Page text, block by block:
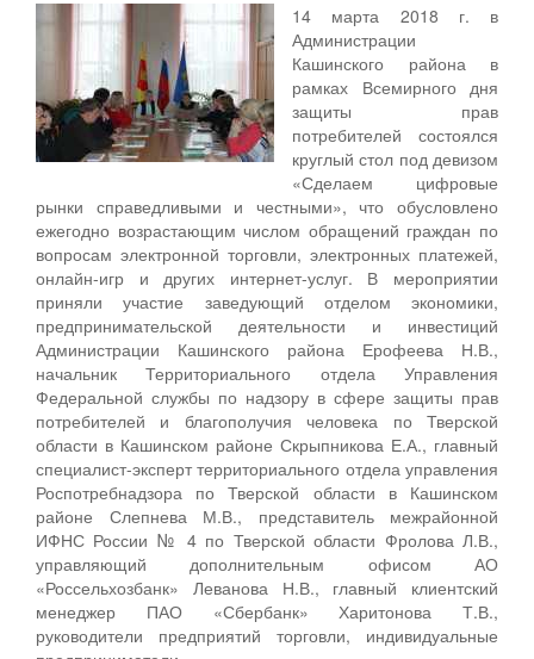
14 марта 2018 г. в
Администрации
Кашинского района в
рамках Всемирного дня
защиты прав
потребителей состоялся
круглый стол под девизом
«Сделаем цифровые
рынки справедливыми и честными», что обусловлено
ежегодно возрастающим числом обращений граждан по
вопросам электронной торговли, электронных платежей,
онлайн-игр и других интернет-услуг. В мероприятии
приняли участие заведующий отделом экономики,
предпринимательской деятельности и инвестиций
Администрации Кашинского района Ерофеева Н.В.,
начальник Территориального отдела Управления
Федеральной службы по надзору в сфере защиты прав
потребителей и благополучия человека по Тверской
области в Кашинском районе Скрыпникова Е.А., главный
специалист-эксперт территориального отдела управления
Роспотребнадзора по Тверской области в Кашинском
районе Слепнева М.В., представитель межрайонной
ИФНС России № 4 по Тверской области Фролова Л.В.,
управляющий дополнительным офисом АО
«Россельхозбанк» Леванова Н.В., главный клиентский
менеджер ПАО «Сбербанк» Харитонова Т.В.,
руководители предприятий торговли, индивидуальные